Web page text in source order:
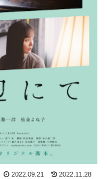
2022.09.21 2022.11.28